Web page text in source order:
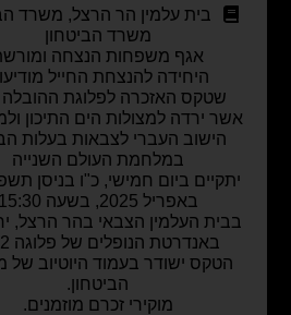
בית עלמין הר הרצל,משרד הביטחון
משרד הביטחון
אגף משפחות הנצחה ומורשת
היחידה להנצחת החייל מודיעות
שטקס האזכרה לפלוגת ההובלה 462
ירדה למצולות הים התיכון ולמתנדבי
הישוב העברי לצבאות בעלות הברית
במלחמת העולם השנייה
יתקיים ביום חמישי, כ"ו בניסן תשפ"ה 24
באפריל 2025, בשעה 15:30
העלמין הצבאי בהר הרצל, ירושלים
באנדרטת הנופלים של פלוגה 462.
הטקס ישודר בעמוד היוטיוב של משרד
הביטחון.
מוקירי זכרם מוזמנים.